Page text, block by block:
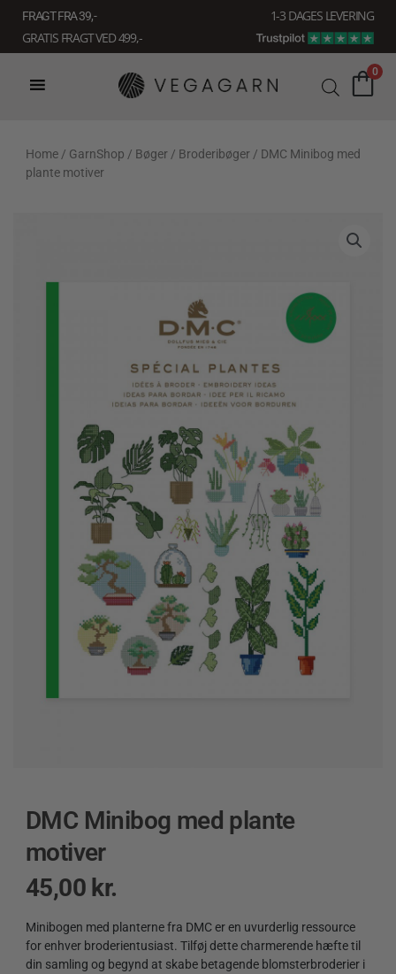
indholdet
FRAGT FRA 39, -
1-3 DAGES LEVERING
GRATIS FRAGT VED 499,-
0
Home / GarnShop / Bøger / Broderibøger / DMC Minibog med
plante motiver
DMC Minibog med plante
motiver
45,00 kr.
Minibogen med planterne fra DMC er en uvurderlig ressource
for enhver broderientusiast. Tilføj dette charmerende hæfte til
din samling og begynd at skabe betagende blomsterbroderier i